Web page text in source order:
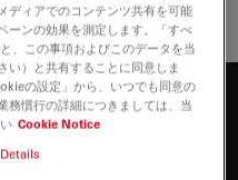
ディアでのコンテンツ共有を可能
ーンの効果を測定します。「すべ
、この事項およびこのデータを当
い）と共有することに同意しま
の設定」から、いつでも同意の
務慣行の詳細につきましては、当
Cookie Notice